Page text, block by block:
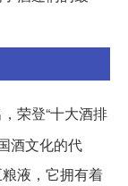
荣登“十大酒排
酒文化的代
液，它拥有着